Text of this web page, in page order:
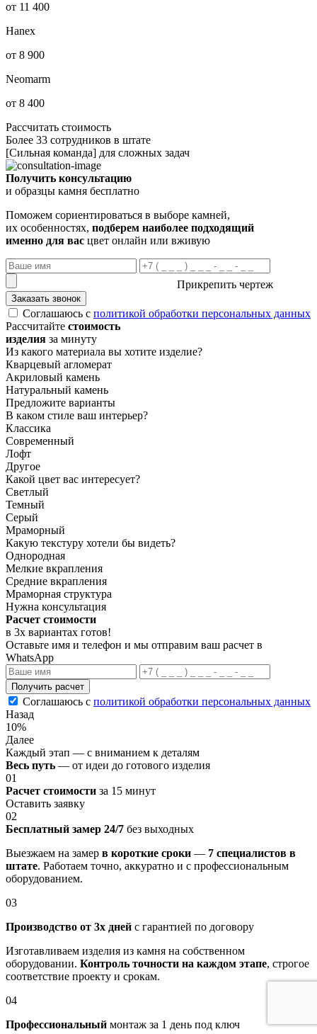
от 11 400
Hanex
от 8 900
Neomarm
от 8 400
Рассчитать стоимость
Более 33 сотрудников в штате
[Сильная команда] для сложных задач
Получить консультацию
и образцы камня бесплатно
Поможем сориентироваться в выборе камней,
их особенностях, подберем наиболее подходящий
именно для вас цвет онлайн или вживую
Прикрепить чертеж
Заказать звонок
Соглашаюсь с политикой обработки персональных данных
Рассчитайте стоимость
изделия за минуту
Из какого материала вы хотите изделие?
Кварцевый агломерат
Акриловый камень
Натуральный камень
Предложите варианты
В каком стиле ваш интерьер?
Классика
Современный
Лофт
Другое
Какой цвет вас интересует?
Светлый
Темный
Серый
Мраморный
Какую текстуру хотели бы видеть?
Однородная
Мелкие вкрапления
Средние вкрапления
Мраморная структура
Нужна консультация
Расчет стоимости
в 3х вариантах готов!
Оставьте имя и телефон и мы отправим ваш расчет в
WhatsApp
Получить расчет
Соглашаюсь с политикой обработки персональных данных
Назад
10%
Далее
Каждый этап — с вниманием к деталям
Весь путь — от идеи до готового изделия
01
Расчет стоимости за 15 минут
Оставить заявку
02
Бесплатный замер 24/7 без выходных
Выезжаем на замер в короткие сроки — 7 специалистов в
штате. Работаем точно, аккуратно и с профессиональным
оборудованием.
03
Производство от 3х дней с гарантией по договору
Изготавливаем изделия из камня на собственном
оборудовании. Контроль точности на каждом этапе, строгое
соответствие проекту и срокам.
04
Профессиональный монтаж за 1 день под ключ